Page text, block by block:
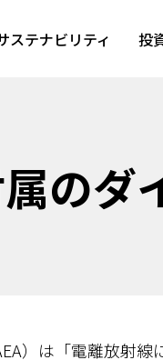
ステナビリティ 投
のダ
）は「電離放射線